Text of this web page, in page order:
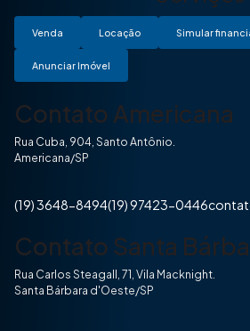
Venda Locação Simular
Anunciar Imóvel
Contato Americana
Rua Cuba, 904, Santo Antônio.
Americana/SP
(19) 3648-8494(19) 97423-0446
Contato Santa
Rua Carlos Steagall, 71, Vila Macknight.
Santa Bárbara d'Oeste/SP